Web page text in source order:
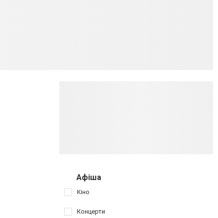
Афіша
Кіно
Концерти